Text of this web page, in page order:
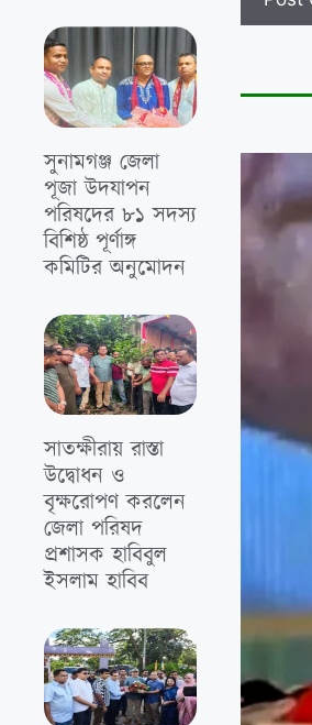
সুনামগঞ্জ জেলা
পূজা উদযাপন
পরিষদের ৮১ সদস্য
বিশিষ্ঠ পূর্ণাঙ্গ
কমিটির অনুমোদন
সাতক্ষীরায় রাস্তা
উদ্বোধন ও
বৃক্ষরোপণ করলেন
জেলা পরিষদ
প্রশাসক হাবিবুল
ইসলাম হাবিব